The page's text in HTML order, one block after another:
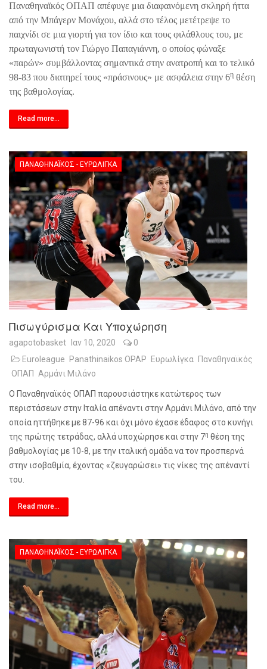
Παναθηναϊκός ΟΠΑΠ απέφυγε μια διαφαινόμενη σκληρή ήττα
από την Μπάγερν Μονάχου, αλλά στο τέλος μετέτρεψε το
παιχνίδι σε μια γιορτή για τον ίδιο και τους φιλάθλους του, με
πρωταγωνιστή τον Γιώργο Παπαγιάννη, ο οποίος φώναξε
«παρών» συμβάλλοντας σημαντικά στην ανατροπή και το τελικό
98-83 που διατηρεί τους «πράσινους» με ασφάλεια στην 6η θέση
της βαθμολογίας.
Read more...
ΠΑΝΑΘΗΝΑΪΚΌΣ - ΕΥΡΩΛΊΓΚΑ
Πισωγύρισμα Και Υποχώρηση
agapotobasket Ιαν 10, 2020
0
Euroleague
Panathinaikos OPAP Ευρωλίγκα
Παναθηναϊκός
ΟΠΑΠ
Αρμάνι Μιλάνο
Ο Παναθηναϊκός ΟΠΑΠ παρουσιάστηκε κατώτερος των
περιστάσεων στην Ιταλία απέναντι στην Αρμάνι Μιλάνο, από την
οποία ηττήθηκε με 87-96 και όχι μόνο έχασε έδαφος στο κυνήγι
της πρώτης τετράδας, αλλά υποχώρησε και στην 7η θέση της
βαθμολογίας με 10-8, με την ιταλική ομάδα να τον προσπερνά
στην ισοβαθμία, έχοντας «ζευγαρώσει» τις νίκες της απέναντί
του.
Read more...
ΠΑΝΑΘΗΝΑΪΚΌΣ - ΕΥΡΩΛΊΓΚΑ